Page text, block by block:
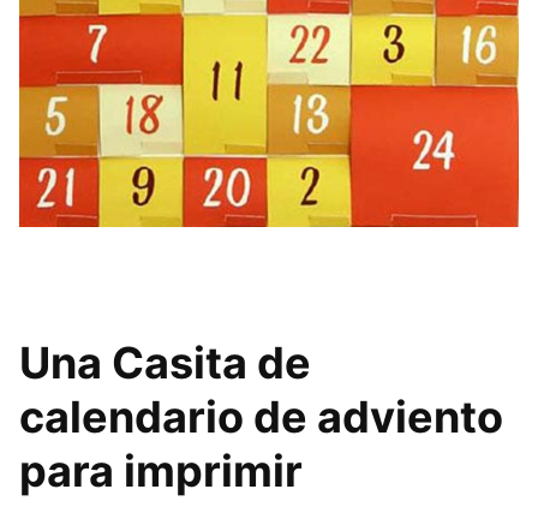
Una Casita de
calendario de adviento
para imprimir